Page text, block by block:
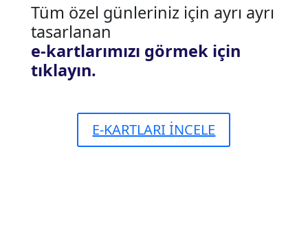
Tüm özel günleriniz için ayrı ayrı
tasarlanan
e-kartlarımızı görmek için
tıklayın.
E-KARTLARI İNCELE